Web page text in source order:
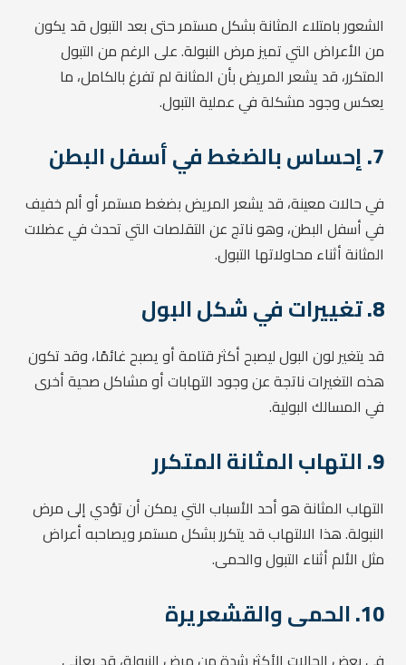
الشعور بامتلاء المثانة بشكل مستمر حتى بعد التبول قد يكون
من الأعراض التي تميز مرض النبولة. على الرغم من التبول
المتكرر، قد يشعر المريض بأن المثانة لم تفرغ بالكامل، ما
يعكس وجود مشكلة في عملية التبول.
7. إحساس بالضغط في أسفل البطن
في حالات معينة، قد يشعر المريض بضغط مستمر أو ألم خفيف
في أسفل البطن، وهو ناتج عن التقلصات التي تحدث في عضلات
المثانة أثناء محاولاتها التبول.
8. تغييرات في شكل البول
قد يتغير لون البول ليصبح أكثر قتامة أو يصبح غائمًا، وقد تكون
هذه التغيرات ناتجة عن وجود التهابات أو مشاكل صحية أخرى
في المسالك البولية.
9. التهاب المثانة المتكرر
التهاب المثانة هو أحد الأسباب التي يمكن أن تؤدي إلى مرض
النبولة. هذا الالتهاب قد يتكرر بشكل مستمر ويصاحبه أعراض
مثل الألم أثناء التبول والحمى.
10. الحمى والقشعريرة